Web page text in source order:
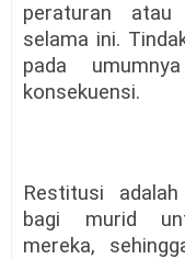
peraturan atau
selama ini.
pada
konsekuensi.
Restitusi
bagi murid
mereka,